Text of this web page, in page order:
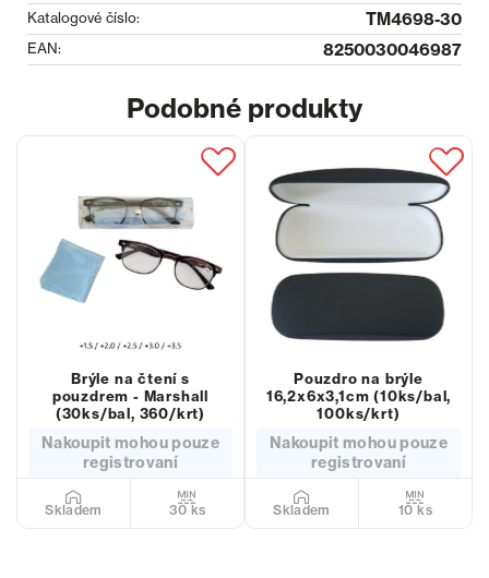
Katalogové číslo: TM4698-30
EAN: 8250030046987
Podobné produkty
Brýle na čtení s
pouzdrem - Marshall
(30ks/bal, 360/krt)
Nakoupit mohou pouze
registrovaní
Skladem 30 ks
Pouzdro na brýle
16,2x6x3,1cm (10ks/bal,
100ks/krt)
Nakoupit mohou pouze
registrovaní
Skladem 10 ks